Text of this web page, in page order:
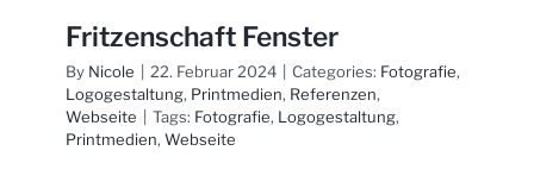
Fritzenschaft Fenster
By Nicole 22. Februar 2024 Categories: Fotografie,
Logogestaltung, Printmedien, Referenzen,
Webseite
Tags: Fotografie, Logogestaltung,
Printmedien, Webseite